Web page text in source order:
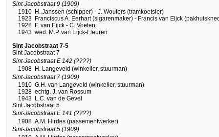
Sint-Jacobstraat 9 (1909)
1910 H. Janssen (schipper) - J. Wouters (tramkoetsier)
1923 Franciscus A. Eerhart (sigarenmaker) - Francis van Eijck
1928 F. van Eijck - C. Voeten
1943 wed. M.P. van Eijck-Fleuren
Sint Jacobstraat 7-5
Sint Jacobstraat 7
Sint-Jacobstraat E 142 (????)
1908 H. Langeveld (winkelier, stuurman)
Sint-Jacobstraat 7 (1909)
1910 G.H. van Langeveld (winkelier, stuurman)
1928 echtg. J. van Rossum
1943 L.C. van de Gevel
Sint Jacobstraat 5
Sint-Jacobstraat E 141 (????)
1908 A.M. Hirdes (passementwerker)
Sint-Jacobstraat 5 (1909)